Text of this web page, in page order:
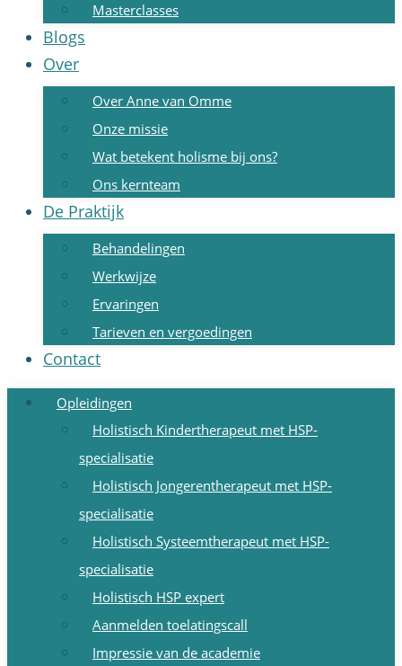
Masterclasses
Blogs
Over
Over Anne van Omme
Onze missie
Wat betekent holisme bij ons?
Ons kernteam
De Praktijk
Behandelingen
Werkwijze
Ervaringen
Tarieven en vergoedingen
Contact
Opleidingen
Holistisch Kindertherapeut met HSP-
specialisatie
Holistisch Jongerentherapeut met HSP-
specialisatie
Holistisch Systeemtherapeut met HSP-
specialisatie
Holistisch HSP expert
Aanmelden toelatingscall
Impressie van de academie